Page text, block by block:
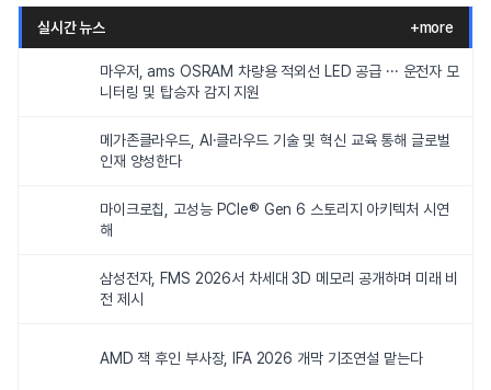
실시간 뉴스 +more
마우저, ams OSRAM 차량용 적외선 LED 공급 ··· 운전자 모
니터링 및 탑승자 감지 지원
메가존클라우드, AI·클라우드 기술 및 혁신 교육 통해 글로벌
인재 양성한다
마이크로칩, 고성능 PCIe® Gen 6 스토리지 아키텍처 시연
해
삼성전자, FMS 2026서 차세대 3D 메모리 공개하며 미래 비
전 제시
AMD 잭 후인 부사장, IFA 2026 개막 기조연설 맡는다